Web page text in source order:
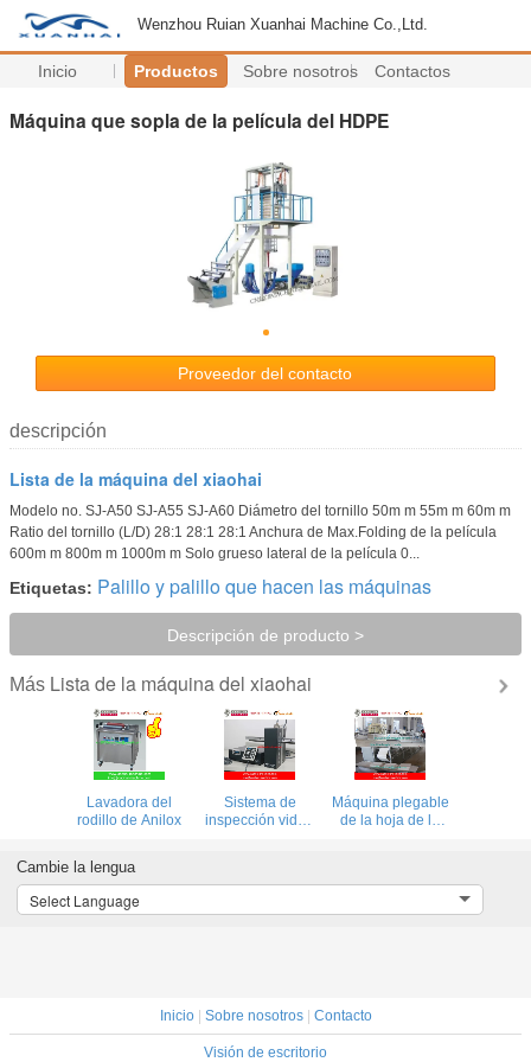
Wenzhou Ruian Xuanhai Machine Co.,Ltd.
Inicio Productos Sobre nosotros Contactos
Máquina que sopla de la película del HDPE
Proveedor del contacto
descripción
Lista de la máquina del xiaohai
Modelo no. SJ-A50 SJ-A55 SJ-A60 Diámetro del tornillo 50m m 55m m 60m m
Ratio del tornillo (L/D) 28:1 28:1 28:1 Anchura de Max.Folding de la película
600m m 800m m 1000m m Solo grueso lateral de la película 0...
Etiquetas: Palillo y palillo que hacen las máquinas
Descripción de producto >
Más Lista de la máquina del xiaohai
Lavadora del
rodillo de Anilox
Sistema de
inspección video
impresora del
Máquina plegable
de la hoja de la
Cambie la lengua
Select Language
Inicio| Sobre nosotros| Contacto
Visión de escritorio